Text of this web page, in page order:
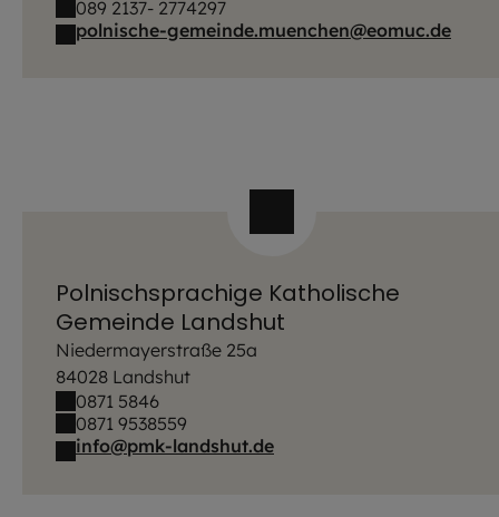
089 2137- 2774297
polnische-gemeinde.muenchen@eomuc.de
Polnischsprachige Katholische
Gemeinde Landshut
Niedermayerstraße 25a
84028 Landshut
0871 5846
0871 9538559
info@pmk-landshut.de